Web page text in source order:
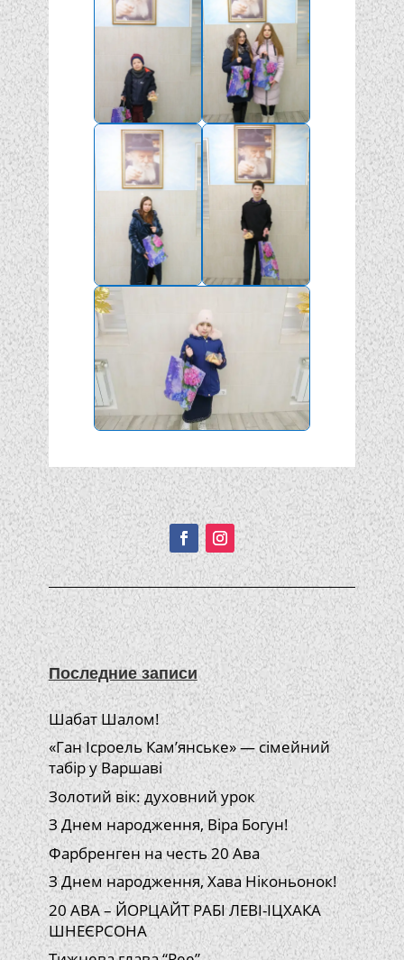
Подписывайтесь!
Последние записи
Шабат Шалом!
«Ган Ісроель Кам’янське» — сімейний
табір у Варшаві
Золотий вік: духовний урок
З Днем народження, Віра Богун!
Фарбренген на честь 20 Ава
З Днем народження, Хава Ніконьонок!
20 АВА – ЙОРЦАЙТ РАБІ ЛЕВІ-ІЦХАКА
ШНЕЄРСОНА